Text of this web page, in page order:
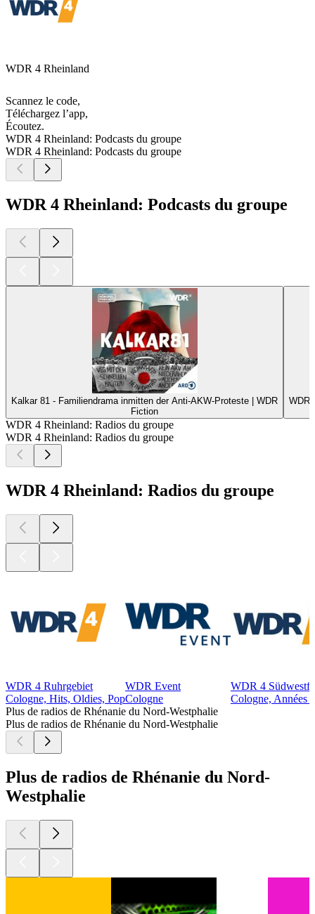
WDR 4 Rheinland
Scannez le code,
Téléchargez l’app,
Écoutez.
WDR 4 Rheinland: Podcasts du groupe
WDR 4 Rheinland: Podcasts du groupe
WDR 4 Rheinland: Podcasts du groupe
Kalkar 81 - Familiendrama inmitten der Anti-AKW-Proteste | WDR
Fiction
WDR
WDR 4 Rheinland: Radios du groupe
WDR 4 Rheinland: Radios du groupe
WDR 4 Rheinland: Radios du groupe
WDR 4 Ruhrgebiet
Cologne, Hits, Oldies, Pop
WDR Event
Cologne
WDR 4
Cologne, Années
Plus de radios de Rhénanie du Nord-Westphalie
Plus de radios de Rhénanie du Nord-Westphalie
Plus de radios de Rhénanie du Nord-
Westphalie